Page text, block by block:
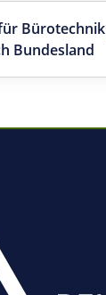
Bürotechnik
Bundesland